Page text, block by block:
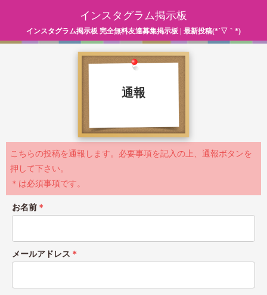
インスタグラム掲示板
インスタグラム掲示板 完全無料友達募集掲示板 | 最新投稿(*´▽｀*)
通報
こちらの投稿を通報します。必要事項を記入の上、通報ボタンを
押して下さい。
＊は必須事項です。
お名前 ＊
メールアドレス ＊